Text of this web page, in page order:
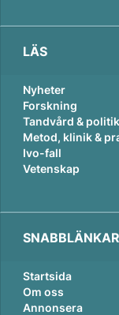
LÄS
Nyheter
Forskning
Tandvård & politik
Metod, klinik &
Ivo-fall
Vetenskap
SNABBLÄNKAR
Startsida
Om oss
Annonsera